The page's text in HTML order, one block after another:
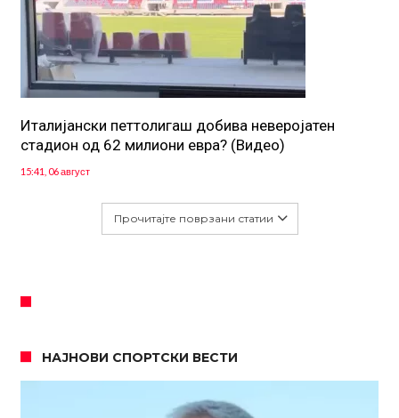
Италијански петтолигаш добива неверојатен
стадион од 62 милиони евра? (Видео)
15:41, 06 август
Прочитајте поврзани статии
НАЈНОВИ СПОРТСКИ ВЕСТИ